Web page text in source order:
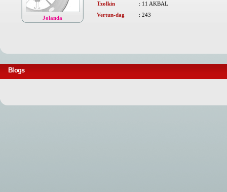
Jolanda
Tzolkin
: 11 AKBAL
Vertun-dag
: 243
Blogs